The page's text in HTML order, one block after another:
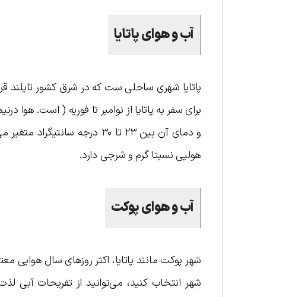
آب و هوای پاتایا
پاتایا شهری ساحلی ست که در شرق کشور تایلند
برای سفر به پاتایا از نوامبر تا فوریه ( است.
و دمای آن بین ۲۳ تا ۳۰ درجه
هولیی نسبتا گرم و شرجی دارد.
آب و هوای پوکت
شهر پوکت مانند پاتایا، اکثر روزهای سال هوایی
شهر انتخاب کنید، می‌توانید از تفریحات آبی